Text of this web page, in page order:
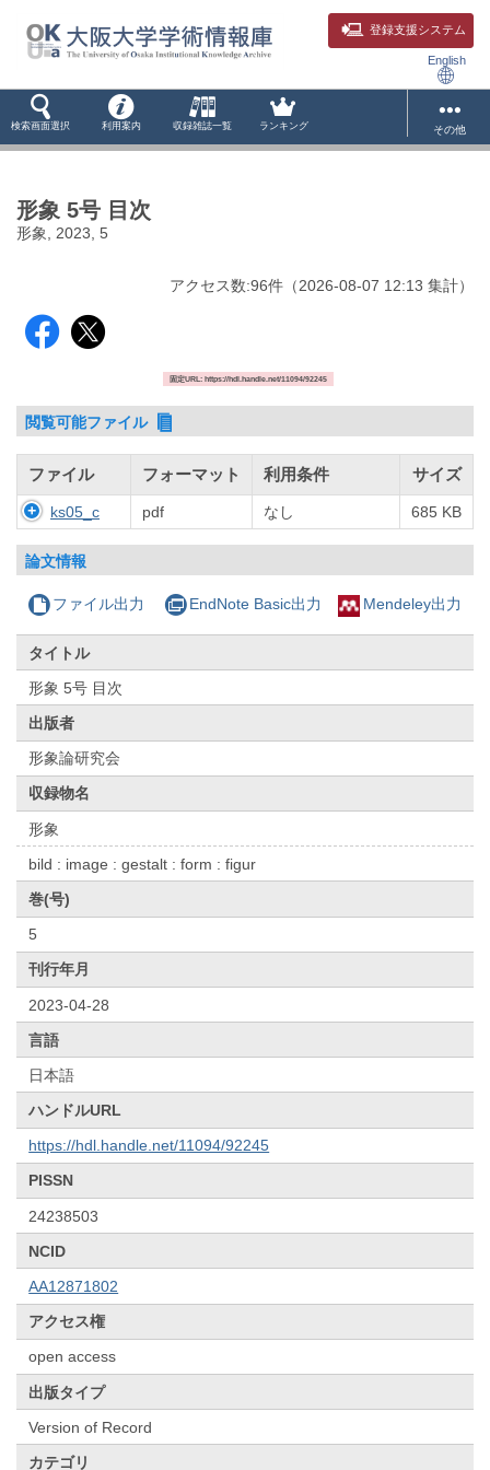
登録支援システム
English
検索画面選択 利用案内 収録雑誌一覧 ランキング その他
形象 5号 目次
形象, 2023, 5
アクセス数:96件 （2026-08-07 12:13 集計）
固定URL: https://hdl.handle.net/11094/92245
閲覧可能ファイル
ファイル フォーマット 利用条件 サイズ
ks05_c pdf なし 685 KB
論文情報
ファイル出力 EndNote Basic出力 Mendeley出力
タイトル
形象 5号 目次
出版者
形象論研究会
収録物名
形象
bild : image : gestalt : form : figur
巻(号)
5
刊行年月
2023-04-28
言語
日本語
ハンドルURL
https://hdl.handle.net/11094/92245
PISSN
24238503
NCID
AA12871802
アクセス権
open access
出版タイプ
Version of Record
カテゴリ